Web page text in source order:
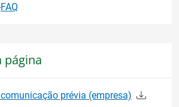
FAQ
página
prévia (empresa)